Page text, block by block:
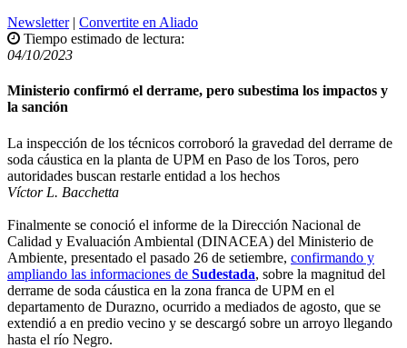
Newsletter| Convertite en Aliado
Tiempo estimado de lectura:
04/10/2023
Ministerio confirmó el derrame, pero subestima los impactos y
la sanción
La inspección de los técnicos corroboró la gravedad del derrame de
soda cáustica en la planta de UPM en Paso de los Toros, pero
autoridades buscan restarle entidad a los hechos
Víctor L. Bacchetta
Finalmente se conoció el informe de la Dirección Nacional de
Calidad y Evaluación Ambiental (DINACEA) del Ministerio de
Ambiente, presentado el pasado 26 de setiembre, confirmando y
ampliando las informaciones de Sudestada, sobre la magnitud del
derrame de soda cáustica en la zona franca de UPM en el
departamento de Durazno, ocurrido a mediados de agosto, que se
extendió a en predio vecino y se descargó sobre un arroyo llegando
hasta el río Negro.